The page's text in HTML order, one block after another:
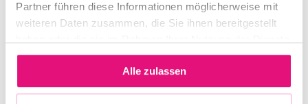
Partner führen diese Informationen möglicherweise mit
weiteren Daten zusammen, die Sie ihnen bereitgestellt
gesammelt haben.
Alle zulassen
cozy living room
atmosphere with a
playlist as diverse
EINTRITT
Gratis /